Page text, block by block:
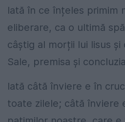
Iată în ce înțeles primim
eliberare, ca o ultimă
câștig al morții lui Iisus și
Sale, premisa și
Iată câtă înviere e în
toate zilele; câtă înviere